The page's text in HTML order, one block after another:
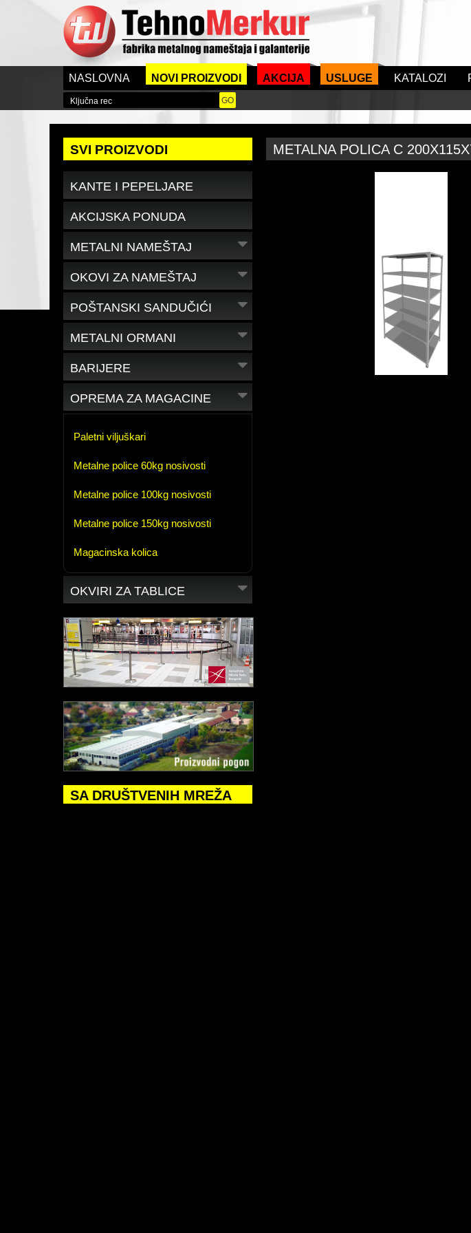
NASLOVNA NOVI PROIZVODI AKCIJA USLUGE KATALOZI
SVI PROIZVODI
KANTE I PEPELJARE
AKCIJSKA PONUDA
METALNI NAMEŠTAJ
OKOVI ZA NAMEŠTAJ
POŠTANSKI SANDUČIĆI
METALNI ORMANI
BARIJERE
OPREMA ZA MAGACINE
Paletni viljuškari
Metalne police 60kg nosivosti
Metalne police 100kg nosivosti
Metalne police 150kg nosivosti
Magacinska kolica
OKVIRI ZA TABLICE
SA DRUŠTVENIH MREŽA
METALNA POLICA C